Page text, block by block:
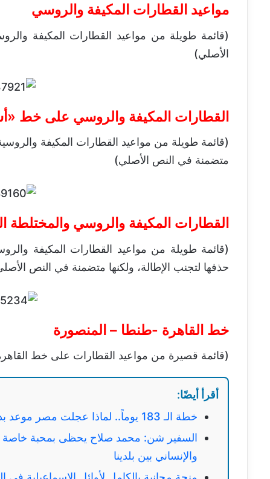
مواعيد القطارات المكيفة والروسي
(قائمة طويلة من مواعيد القطارات المكيفة
الأصلي)
القطارات المكيفة والروسي على خط
(قائمة طويلة من مواعيد القطارات المكيفة
متضمنة في النص الأصلي)
القطارات المكيفة والروسي
(قائمة طويلة من مواعيد القطارات المكيفة
حذفها لتجنب الإطالة، ولكنها متضمنة في النص
خط القاهرة -طنطا – المنصورة
(قائمة قصيرة من مواعيد القطارات على خط
أقرأ أيضًا:
خطة الـ 183 يوماً.. لماذا عجلت مصر موعد بدء الدراسة 2027؟
السفير شن: محمد صلاح يحظى بمحبة خاصة
والإنساني بين بلدينا